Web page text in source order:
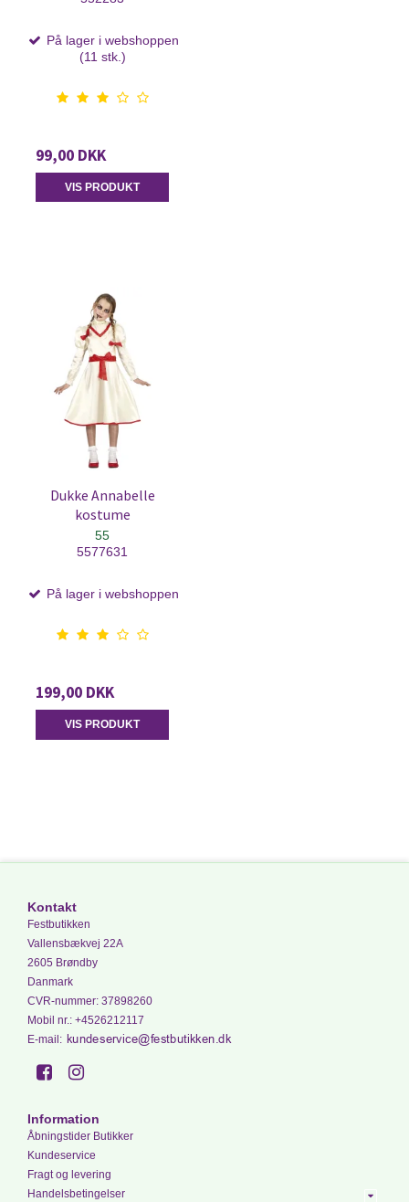
På lager i webshoppen
(11 stk.)
99,00 DKK
VIS PRODUKT
Dukke Annabelle
kostume
55
5577631
På lager i webshoppen
199,00 DKK
VIS PRODUKT
Kontakt
Festbutikken
Vallensbækvej 22A
2605 Brøndby
Danmark
CVR-nummer: 37898260
Mobil nr. : +4526212117
E-mail:
Information
Åbningstider Butikker
Kundeservice
Fragt og levering
Handelsbetingelser